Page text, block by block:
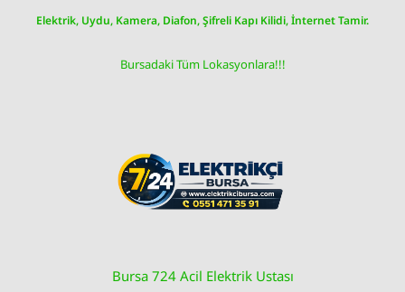
Elektrik, Uydu, Kamera, Diafon, Şifreli Kapı Kilidi, İnternet Tamir.
Bursadaki Tüm Lokasyonlara!!!
Bursa 724 Acil Elektrik Ustası